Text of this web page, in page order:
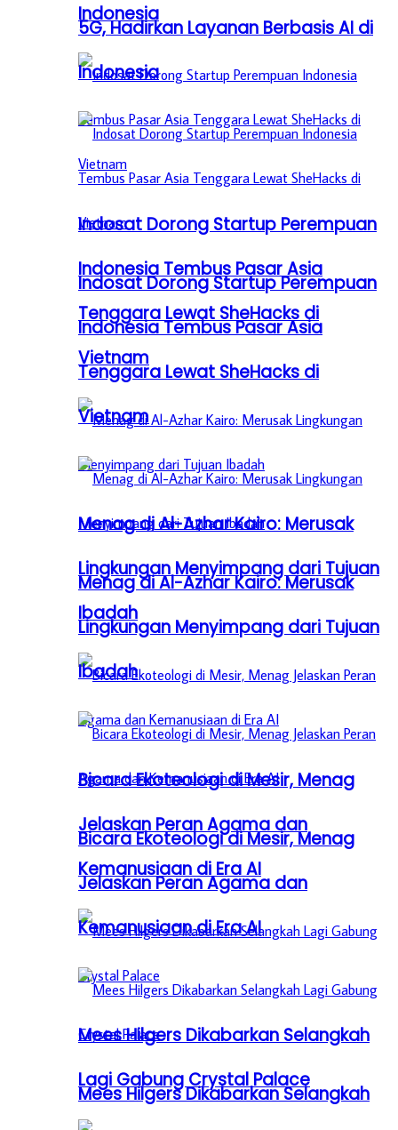
Indonesia
Indosat Dorong Startup Perempuan
Indonesia Tembus Pasar Asia
Tenggara Lewat SheHacks di
Vietnam
Menag di Al-Azhar Kairo: Merusak
Lingkungan Menyimpang dari Tujuan
Ibadah
Bicara Ekoteologi di Mesir, Menag
Jelaskan Peran Agama dan
Kemanusiaan di Era AI
Mees Hilgers Dikabarkan Selangkah
Lagi Gabung Crystal Palace
5G, Hadirkan Layanan Berbasis AI di
Indonesia
Indosat Dorong Startup Perempuan
Indonesia Tembus Pasar Asia
Tenggara Lewat SheHacks di
Vietnam
Menag di Al-Azhar Kairo: Merusak
Lingkungan Menyimpang dari Tujuan
Ibadah
Bicara Ekoteologi di Mesir, Menag
Jelaskan Peran Agama dan
Kemanusiaan di Era AI
Mees Hilgers Dikabarkan Selangkah